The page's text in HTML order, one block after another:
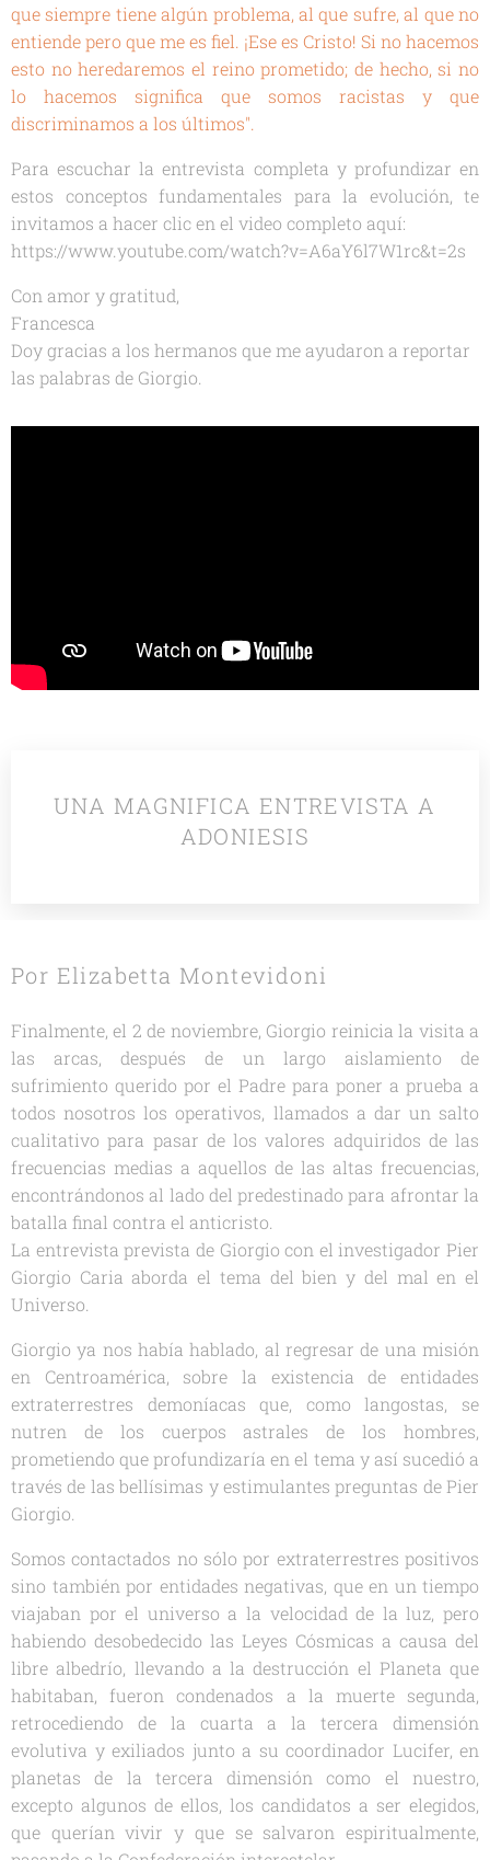
que siempre tiene algún problema, al que sufre, al que no
entiende pero que me es fiel. ¡Ese es Cristo! Si no hacemos
esto no heredaremos el reino prometido; de hecho, si no
lo hacemos significa que somos racistas y que
discriminamos a los últimos".
Para escuchar la entrevista completa y profundizar en
estos conceptos fundamentales para la evolución, te
invitamos a hacer clic en el video completo aquí:
https://www.youtube.com/watch?v=A6aY6l7W1rc&t=2s
Con amor y gratitud,
Francesca
Doy gracias a los hermanos que me ayudaron a reportar
las palabras de Giorgio.
UNA MAGNIFICA ENTREVISTA A
ADONIESIS
Por Elizabetta Montevidoni
Finalmente, el 2 de noviembre, Giorgio reinicia la visita a
las arcas, después de un largo aislamiento de
sufrimiento querido por el Padre para poner a prueba a
todos nosotros los operativos, llamados a dar un salto
cualitativo para pasar de los valores adquiridos de las
frecuencias medias a aquellos de las altas frecuencias,
encontrándonos al lado del predestinado para afrontar la
batalla final contra el anticristo.
La entrevista prevista de Giorgio con el investigador Pier
Giorgio Caria aborda el tema del bien y del mal en el
Universo.
Giorgio ya nos había hablado, al regresar de una misión
en Centroamérica, sobre la existencia de entidades
extraterrestres demoníacas que, como langostas, se
nutren de los cuerpos astrales de los hombres,
prometiendo que profundizaría en el tema y así sucedió a
través de las bellísimas y estimulantes preguntas de Pier
Giorgio.
Somos contactados no sólo por extraterrestres positivos
sino también por entidades negativas, que en un tiempo
viajaban por el universo a la velocidad de la luz, pero
habiendo desobedecido las Leyes Cósmicas a causa del
libre albedrío, llevando a la destrucción el Planeta que
habitaban, fueron condenados a la muerte segunda,
retrocediendo de la cuarta a la tercera dimensión
evolutiva y exiliados junto a su coordinador Lucifer, en
planetas de la tercera dimensión como el nuestro,
excepto algunos de ellos, los candidatos a ser elegidos,
que querían vivir y que se salvaron espiritualmente,